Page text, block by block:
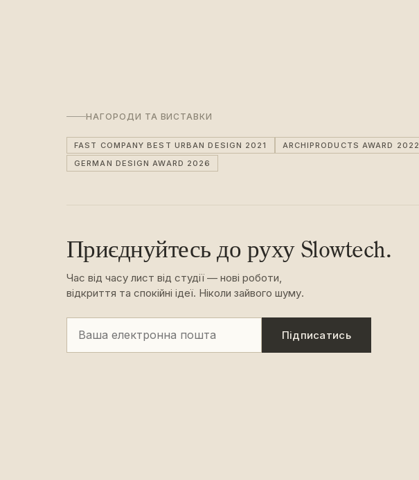
НАГОРОДИ ТА ВИСТАВКИ
FAST COMPANY BEST URBAN DESIGN 2021 ARCHIPRODUCTS AWARD 2022
GERMAN DESIGN AWARD 2026
Приєднуйтесь до руху Slowtech.
Час від часу лист від студії — нові роботи,
відкриття та спокійні ідеї. Ніколи зайвого шуму.
Підписатись